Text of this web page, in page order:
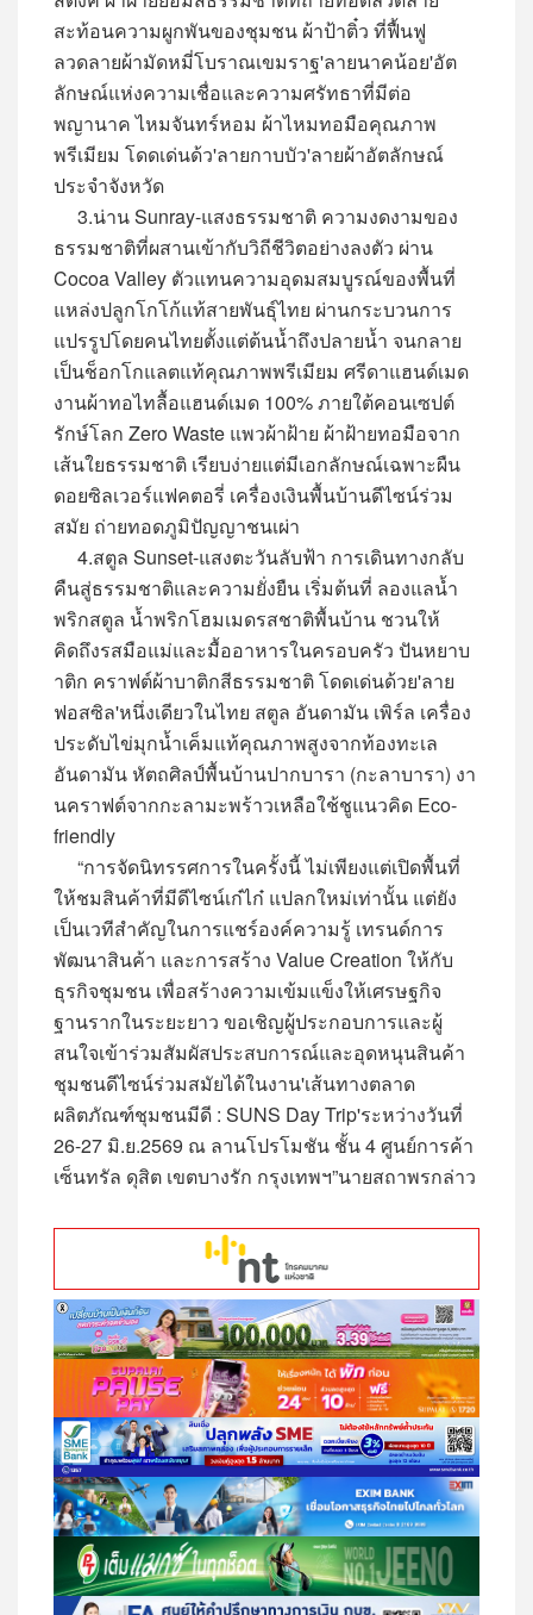
สะท้อนความผูกพันของชุมชน ผ้าป้าติ๋ว ที่ฟื้นฟู
ลวดลายผ้ามัดหมี่โบราณเขมราฐ'ลายนาคน้อย'อัต
ลักษณ์แห่งความเชื่อและความศรัทธาที่มีต่อ
พญานาค ไหมจันทร์หอม ผ้าไหมทอมือคุณภาพ
พรีเมียม โดดเด่นด้ว'ลายกาบบัว'ลายผ้าอัตลักษณ์
ประจำจังหวัด
3.น่าน Sunray-แสงธรรมชาติ ความงดงามของ
ธรรมชาติที่ผสานเข้ากับวิถีชีวิตอย่างลงตัว ผ่าน
Cocoa Valley ตัวแทนความอุดมสมบูรณ์ของพื้นที่
แหล่งปลูกโกโก้แท้สายพันธุ์ไทย ผ่านกระบวนการ
แปรรูปโดยคนไทยตั้งแต่ต้นน้ำถึงปลายน้ำ จนกลาย
เป็นช็อกโกแลตแท้คุณภาพพรีเมียม ศรีดาแฮนด์เมด
งานผ้าทอไทลื้อแฮนด์เมด 100% ภายใต้คอนเซปต์
รักษ์โลก Zero Waste แพวผ้าฝ้าย ผ้าฝ้ายทอมือจาก
เส้นใยธรรมชาติ เรียบง่ายแต่มีเอกลักษณ์เฉพาะผืน
ดอยซิลเวอร์แฟคตอรี่ เครื่องเงินพื้นบ้านดีไซน์ร่วม
สมัย ถ่ายทอดภูมิปัญญาชนเผ่า
4.สตูล Sunset-แสงตะวันลับฟ้า การเดินทางกลับ
คืนสู่ธรรมชาติและความยั่งยืน เริ่มต้นที่ ลองแลน้ำ
พริกสตูล น้ำพริกโฮมเมดรสชาติพื้นบ้าน ชวนให้
คิดถึงรสมือแม่และมื้ออาหารในครอบครัว ปันหยาบ
าติก คราฟต์ผ้าบาติกสีธรรมชาติ โดดเด่นด้วย'ลาย
ฟอสซิล'หนึ่งเดียวในไทย สตูล อันดามัน เพิร์ล เครื่อง
ประดับไข่มุกน้ำเค็มแท้คุณภาพสูงจากท้องทะเล
อันดามัน หัตถศิลป์พื้นบ้านปากบารา (กะลาบารา) งา
นคราฟต์จากกะลามะพร้าวเหลือใช้ชูแนวคิด Eco-
friendly
“การจัดนิทรรศการในครั้งนี้ ไม่เพียงแต่เปิดพื้นที่
ให้ชมสินค้าที่มีดีไซน์เก๋ไก๋ แปลกใหม่เท่านั้น แต่ยัง
เป็นเวทีสำคัญในการแชร์องค์ความรู้ เทรนด์การ
พัฒนาสินค้า และการสร้าง Value Creation ให้กับ
ธุรกิจชุมชน เพื่อสร้างความเข้มแข็งให้เศรษฐกิจ
ฐานรากในระยะยาว ขอเชิญผู้ประกอบการและผู้
สนใจเข้าร่วมสัมผัสประสบการณ์และอุดหนุนสินค้า
ชุมชนดีไซน์ร่วมสมัยได้ในงาน'เส้นทางตลาด
ผลิตภัณฑ์ชุมชนมีดี : SUNS Day Trip'ระหว่างวันที่
26-27 มิ.ย.2569 ณ ลานโปรโมชัน ชั้น 4 ศูนย์การค้า
เซ็นทรัล ดุสิต เขตบางรัก กรุงเทพฯ”นายสถาพรกล่าว